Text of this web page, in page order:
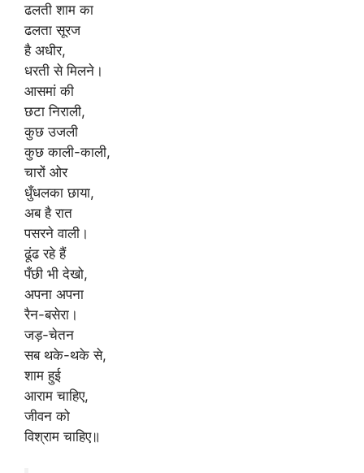
ढलती शाम का
ढलता सूरज
है अधीर,
धरती से मिलने।
आसमां की
छटा निराली,
कुछ उजली
कुछ काली-काली,
चारों ओर
धुँधलका छाया,
अब है रात
पसरने वाली।
ढूंढ रहे हैं
पँछी भी देखो,
अपना अपना
रैन-बसेरा।
जड़-चेतन
सब थके-थके से,
शाम हुई
आराम चाहिए,
जीवन को
विश्राम चाहिए॥